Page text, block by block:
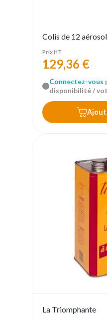
Colis de 12
Prix HT
129,36 €
Connectez-vous
disponibilité /
La Triomphante